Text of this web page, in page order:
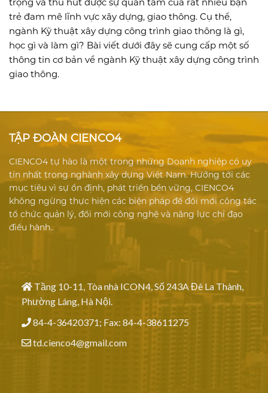
trọng và thu hút được sự quan tâm của rất nhiều bạn
trẻ đam mê lĩnh vực xây dựng, giao thông. Cụ thể,
ngành Kỹ thuật xây dựng công trình giao thông là gì,
học gì và làm gì? Bài viết dưới đây sẽ cung cấp một số
thông tin cơ bản về ngành Kỹ thuật xây dựng công trình
giao thông.
TẬP ĐOÀN CIENCO4
CIENCO4 tự hào là một trong những Doanh nghiệp có uy
tín nhất trong nghành xây dựng Việt Nam. Hướng tới các
mục tiêu vì sự ổn định, phát triển bền vững, CIENCO4
không ngừng thực hiện các biện pháp để đổi mới công tác
tổ chức quản lý, đổi mới công nghệ và năng lực chỉ đạo
điều hành..
Tầng 10-11, Tòa nhà ICON4, Số 243A Đê La Thành,
Phường Láng, Hà Nội.
84-4-36420371; Fax: 84-4-38611275
td.cienco4@gmail.com